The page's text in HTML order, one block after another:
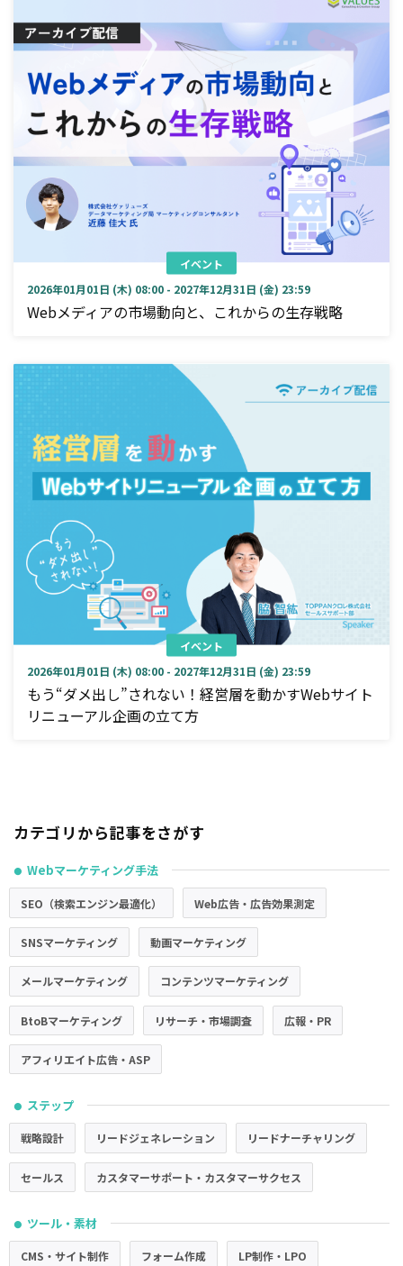
イベント
2026年01月01日 (木) 08:00 - 2027年12月31日 (金) 23:59
Webメディアの市場動向と、これからの生存戦略
イベント
2026年01月01日 (木) 08:00 - 2027年12月31日 (金) 23:59
もう“ダメ出し”されない！経営層を動かすWebサイト
リニューアル企画の立て方
カテゴリから記事をさがす
● Webマーケティング手法
SEO（検索エンジン最適化） Web広告・広告効果測定
SNSマーケティング 動画マーケティング
メールマーケティング コンテンツマーケティング
BtoBマーケティング リサーチ・市場調査 広報・PR
アフィリエイト広告・ASP
● ステップ
戦略設計 リードジェネレーション リードナーチャリング
セールス カスタマーサポート・カスタマーサクセス
● ツール・素材
CMS・サイト制作 フォーム作成 LP制作・LPO